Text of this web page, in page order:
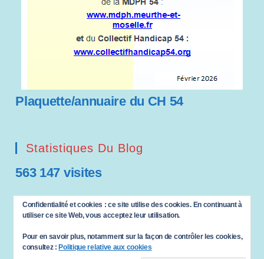
Plaquette/annuaire du CH 54
Statistiques Du Blog
563 147 visites
Saisissez votre adresse e-mail…
ABONNEZ-VOUS
Confidentialité et cookies : ce site utilise des cookies. En continuant à
utiliser ce site Web, vous acceptez leur utilisation.
Pour en savoir plus, notamment sur la façon de contrôler les cookies,
consultez : Politique relative aux cookies